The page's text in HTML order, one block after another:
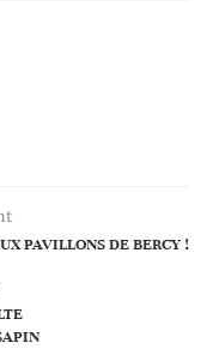
PAVILLONS DE BERCY !